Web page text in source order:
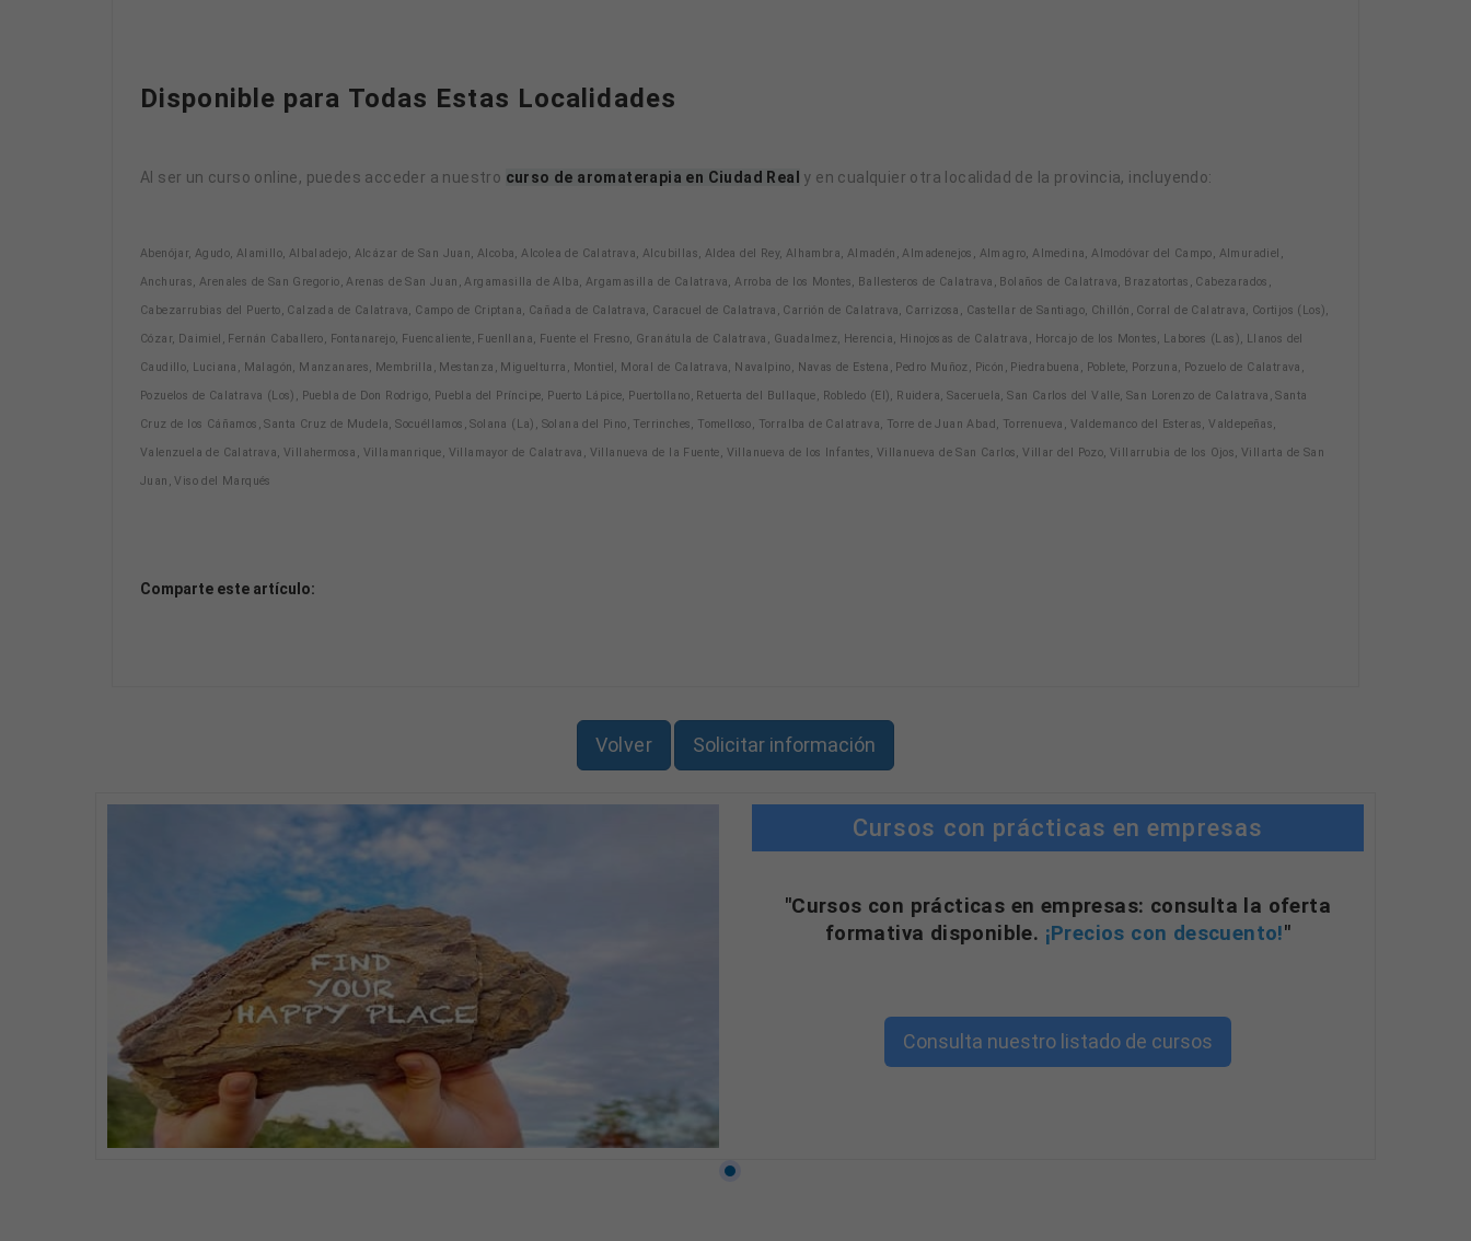
Disponible para Todas Estas Localidades
Al ser un curso online, puedes acceder a nuestro curso de aromaterapia en Ciudad Real y en cualquier otra localidad de la provincia, incluyendo:
Abenójar, Agudo, Alamillo, Albaladejo, Alcázar de San Juan, Alcoba, Alcolea de Calatrava, Alcubillas, Aldea del Rey, Alhambra, Almadén, Almadenejos, Almagro, Almedina, Almodóvar del Campo, Almuradiel,
Anchuras, Arenales de San Gregorio, Arenas de San Juan, Argamasilla de Alba, Argamasilla de Calatrava, Arroba de los Montes, Ballesteros de Calatrava, Bolaños de Calatrava, Brazatortas, Cabezarados,
Cabezarrubias del Puerto, Calzada de Calatrava, Campo de Criptana, Cañada de Calatrava, Caracuel de Calatrava, Carrión de Calatrava, Carrizosa, Castellar de Santiago, Chillón, Corral de Calatrava, Cortijos (Los),
Cózar, Daimiel, Fernán Caballero, Fontanarejo, Fuencaliente, Fuenllana, Fuente el Fresno, Granátula de Calatrava, Guadalmez, Herencia, Hinojosas de Calatrava, Horcajo de los Montes, Labores (Las), Llanos del
Caudillo, Luciana, Malagón, Manzanares, Membrilla, Mestanza, Miguelturra, Montiel, Moral de Calatrava, Navalpino, Navas de Estena, Pedro Muñoz, Picón, Piedrabuena, Poblete, Porzuna, Pozuelo de Calatrava,
Pozuelos de Calatrava (Los), Puebla de Don Rodrigo, Puebla del Príncipe, Puerto Lápice, Puertollano, Retuerta del Bullaque, Robledo (El), Ruidera, Saceruela, San Carlos del Valle, San Lorenzo de Calatrava, Santa
Cruz de los Cáñamos, Santa Cruz de Mudela, Socuéllamos, Solana (La), Solana del Pino, Terrinches, Tomelloso, Torralba de Calatrava, Torre de Juan Abad, Torrenueva, Valdemanco del Esteras, Valdepeñas,
Valenzuela de Calatrava, Villahermosa, Villamanrique, Villamayor de Calatrava, Villanueva de la Fuente, Villanueva de los Infantes, Villanueva de San Carlos, Villar del Pozo, Villarrubia de los Ojos, Villarta de San
Juan, Viso del Marqués
Comparte este artículo:
Volver Solicitar información
Cursos con prácticas en empresas
"Cursos con prácticas en empresas: consulta la oferta
formativa disponible. ¡Precios con descuento!"
Consulta nuestro listado de cursos